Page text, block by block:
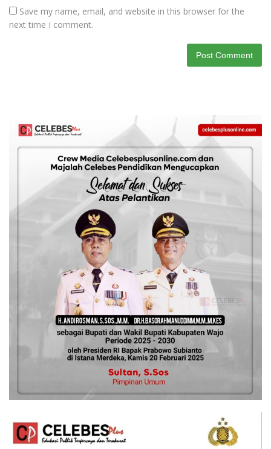
Save my name, email, and website in this browser for the
next time I comment.